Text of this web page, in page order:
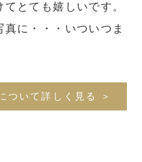
とても嬉しいです。
に・・・いついつま
ついて詳しく見る ＞